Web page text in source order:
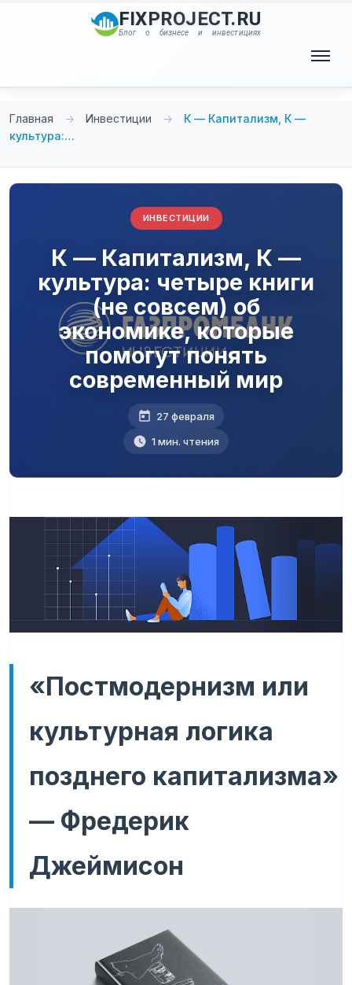
FIXPROJECT.RU
Блог о бизнесе и инвестициях
Главная → Инвестиции →
К — Капитализм, К —
культура:…
ИНВЕСТИЦИИ
К — Капитализм, К —
культура: четыре книги
(не совсем) об
экономике, которые
помогут понять
современный мир
27 февраля
1 мин. чтения
«Постмодернизм или
культурная логика
позднего капитализма»
— Фредерик
Джеймисон